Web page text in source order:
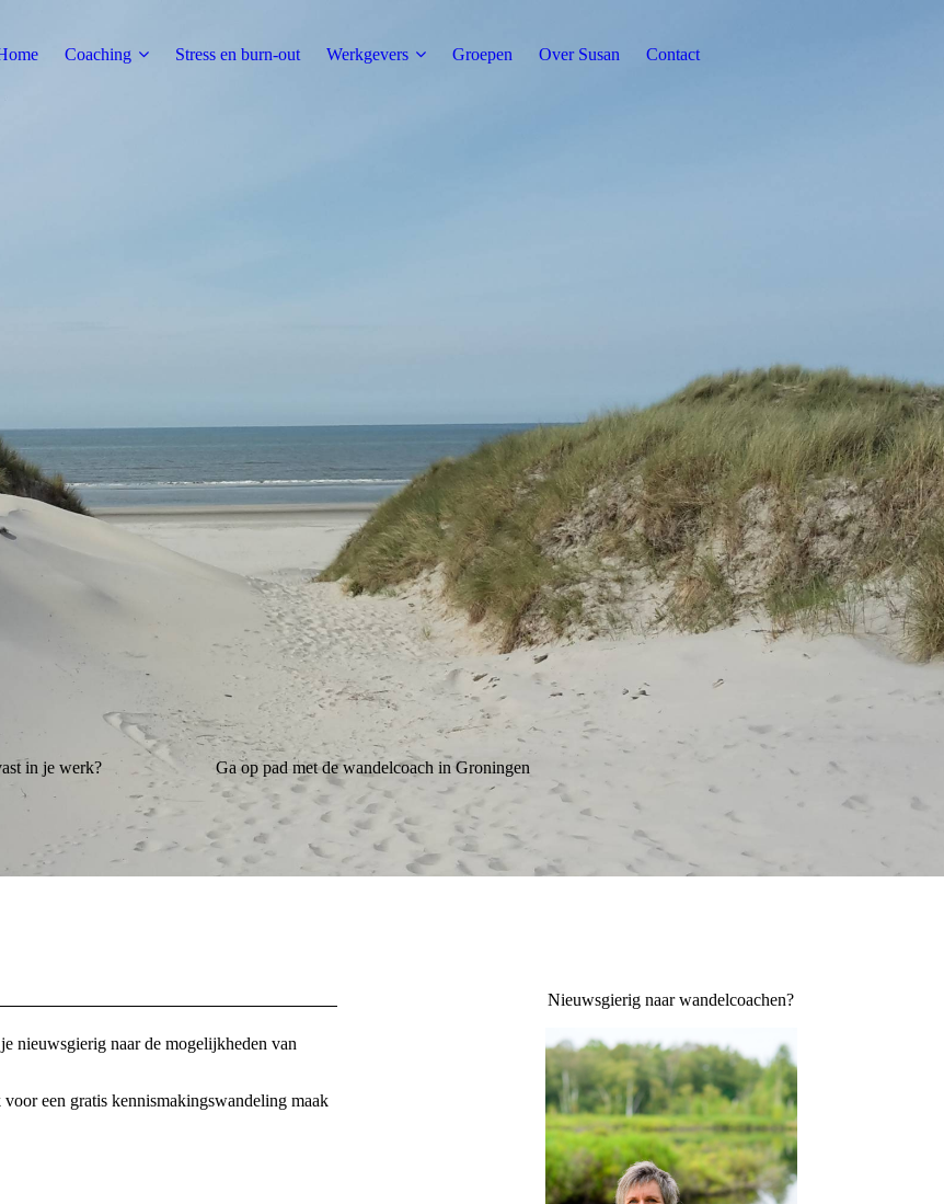
Coaching Stress en burn-out Werkgevers Groepen Over Susan Contact
in je werk? Ga op pad met de wandelcoach in Groningen
nieuwsgierig naar de mogelijkheden van
een gratis kennismakingswandeling maak
Nieuwsgierig naar wandelcoachen?